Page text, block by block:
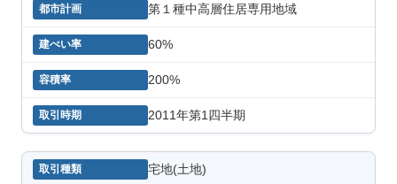
第１種中高層住居専用地域
60%
200%
2011年第1四半期
宅地(土地)